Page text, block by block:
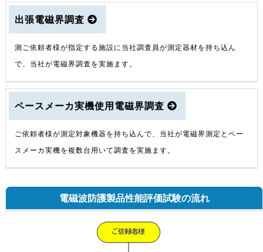
出張電磁界調査
測ご依頼者様が指定する施設に当社調査員が測定器材を持ち込ん
で、当社が電磁界調査を実施ます。
ペースメーカ実機使用電磁界調査
ご依頼者様が測定対象機器を持ち込んで、当社が電磁界測定とペー
スメーカ実機を複数台用いて調査を実施ます。
電磁波防護製品性能評価試験の流れ